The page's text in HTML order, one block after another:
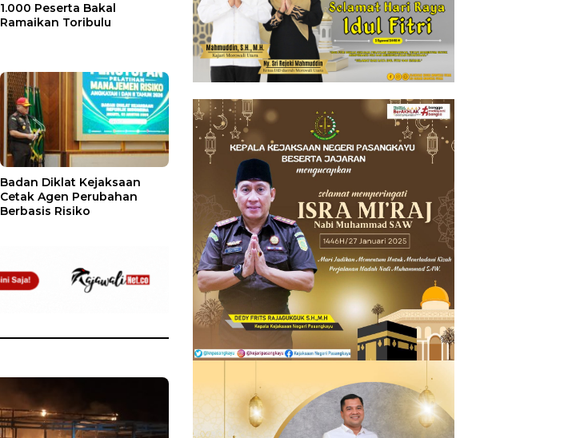
1.000 Peserta Bakal
Ramaikan Toribulu
Badan Diklat Kejaksaan
Cetak Agen Perubahan
Berbasis Risiko